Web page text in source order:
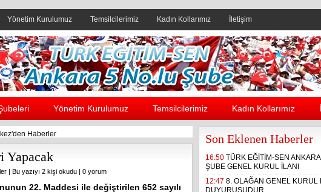
Yönetim Kurulumuz Temsilcilerimiz Kadın Kollarımız İletişim
yanı reklam alanı
Yönetim Kurulumuz Temsilcilerimiz Kadın Kollarımız
Haberler
Yapacak
| Bu yazıyı 2 kişi okudu | 0 yorum
22. Maddesi ile değiştirilen 652 sayılı
Son Eklenen Haberler
16:50 TÜRK EĞİTİM-SEN
ŞUBE GENEL KURUL İLANI
12:47 8. OLAĞAN GENEL KURUL
DUYURUSUDUR